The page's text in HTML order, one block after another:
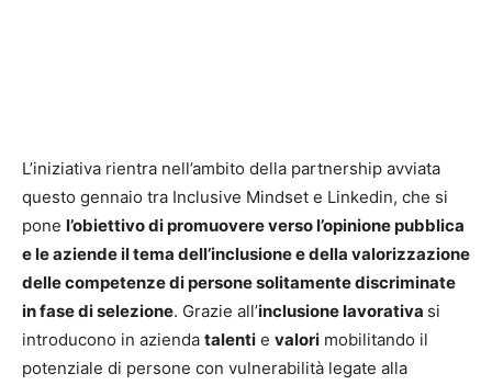
L’iniziativa rientra nell’ambito della partnership avviata
questo gennaio tra Inclusive Mindset e Linkedin, che si
pone l’obiettivo di promuovere verso l’opinione pubblica
e le aziende il tema dell’inclusione e della valorizzazione
delle competenze di persone solitamente discriminate
in fase di selezione. Grazie all’inclusione lavorativa si
introducono in azienda talenti e valori mobilitando il
potenziale di persone con vulnerabilità legate alla